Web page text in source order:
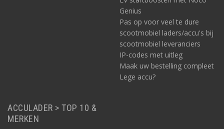
Genius
Pas op voor veel te dure
scootmobiel laders/accu's bij
scootmobiel leveranciers
IP-codes met uitleg
Maak uw bestelling compleet
Lege accu?
ACCULADER > TOP 10 &
MERKEN